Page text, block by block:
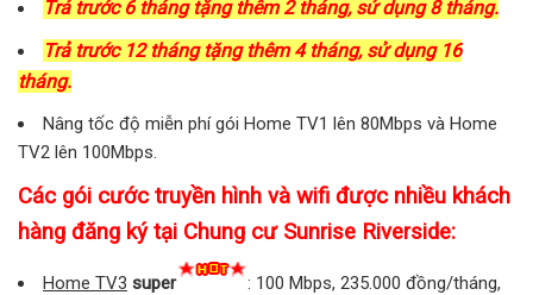
Trả trước 6 tháng tặng thêm 2 tháng, sử dụng 8 tháng.
Trả trước 12 tháng tặng thêm 4 tháng, sử dụng 16
tháng.
Nâng tốc độ miễn phí gói Home TV1 lên 80Mbps và Home
TV2 lên 100Mbps.
Các gói cước truyền hình và wifi được nhiều khách
hàng đăng ký tại Chung cư Sunrise Riverside:
Home TV3 super
: 100 Mbps, 235.000 đồng/tháng,